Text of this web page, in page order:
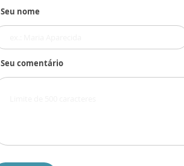
Seu nome
Seu comentário